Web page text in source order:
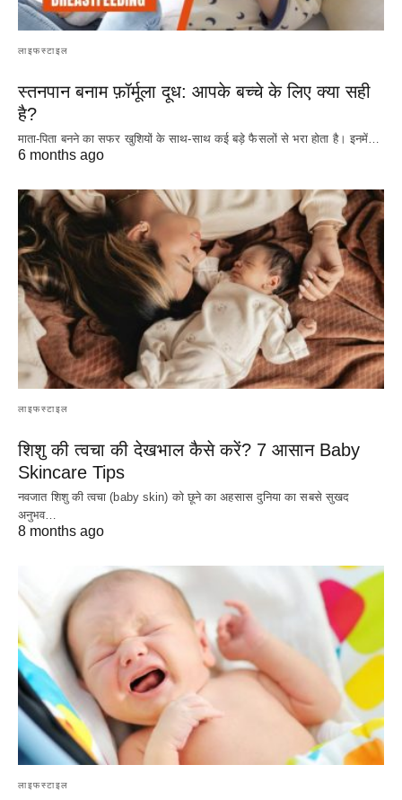
लाइफस्टाइल
स्तनपान बनाम फ़ॉर्मूला दूध: आपके बच्चे के लिए क्या सही
है?
माता-पिता बनने का सफर खुशियों के साथ-साथ कई बड़े फैसलों से भरा होता है। इनमें…
6 months ago
लाइफस्टाइल
शिशु की त्वचा की देखभाल कैसे करें? 7 आसान Baby
Skincare Tips
नवजात शिशु की त्वचा (baby skin) को छूने का अहसास दुनिया का सबसे सुखद
अनुभव…
8 months ago
लाइफस्टाइल